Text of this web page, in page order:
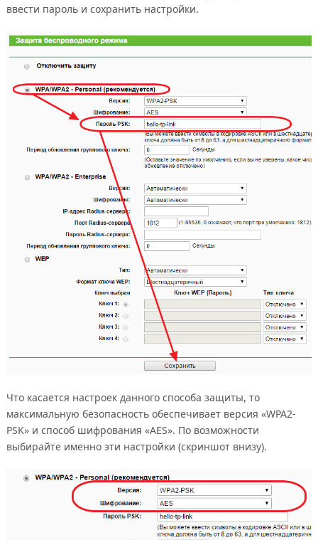
ввести пароль и сохранить настройки.
Что касается настроек данного способа защиты, то
максимальную безопасность обеспечивает версия «WPA2-
PSK» и способ шифрования «AES». По возможности
выбирайте именно эти настройки (скриншот внизу).